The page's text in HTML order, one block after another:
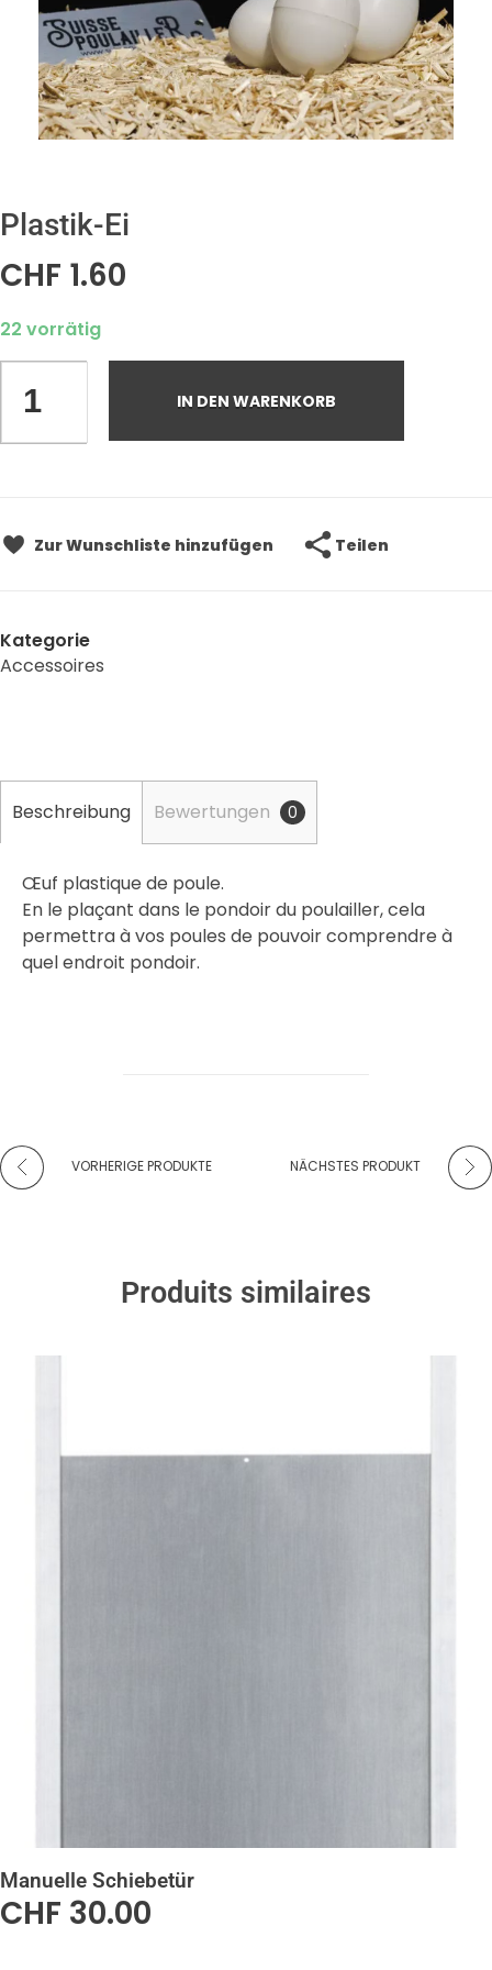
Plastik-Ei
CHF 1.60
22 vorrätig
IN DEN WARENKORB
Zur Wunschliste hinzufügen Teilen
Kategorie
Accessoires
Beschreibung Bewertungen 0
Œuf plastique de poule.
En le plaçant dans le pondoir du poulailler, cela
permettra à vos poules de pouvoir comprendre à
quel endroit pondoir.
VORHERIGE PRODUKTE NÄCHSTES PRODUKT
Produits similaires
Manuelle Schiebetür
CHF 30.00